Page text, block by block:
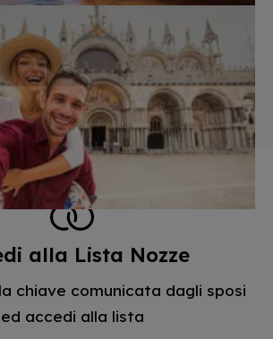
alla Lista Nozze
chiave comunicata dagli sposi
ed accedi alla lista